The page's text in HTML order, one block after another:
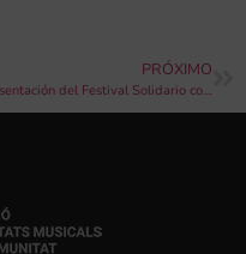
PRÓXIMO
Presentación del Festival Solidario con nuestras bandas de música “Bandas afectadas por la Dana” en Nuevo Centro